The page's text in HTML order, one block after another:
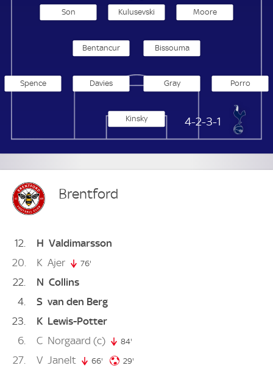
Tottenham Hotspur
4-2-3-1
Kinsky
Porro
Gray
Davies
Spence
Bissouma
Bentancur
Moore
Kulusevski
Son
Brentford
12 H Valdimarsson
20
K Ajer 76'
22 N Collins
4
S van den Berg
23
K Lewis-Potter
6
C Norgaard (c) 84'
27 V Janelt 66' 66. minute
29'